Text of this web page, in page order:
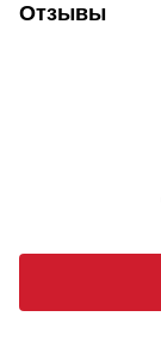
Отзывы